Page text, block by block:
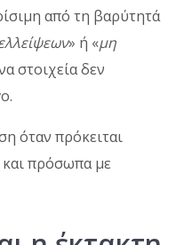
από τη βαρύτητά
» ή «μη
στοιχεία δεν
όταν πρόκειται
και πρόσωπα με